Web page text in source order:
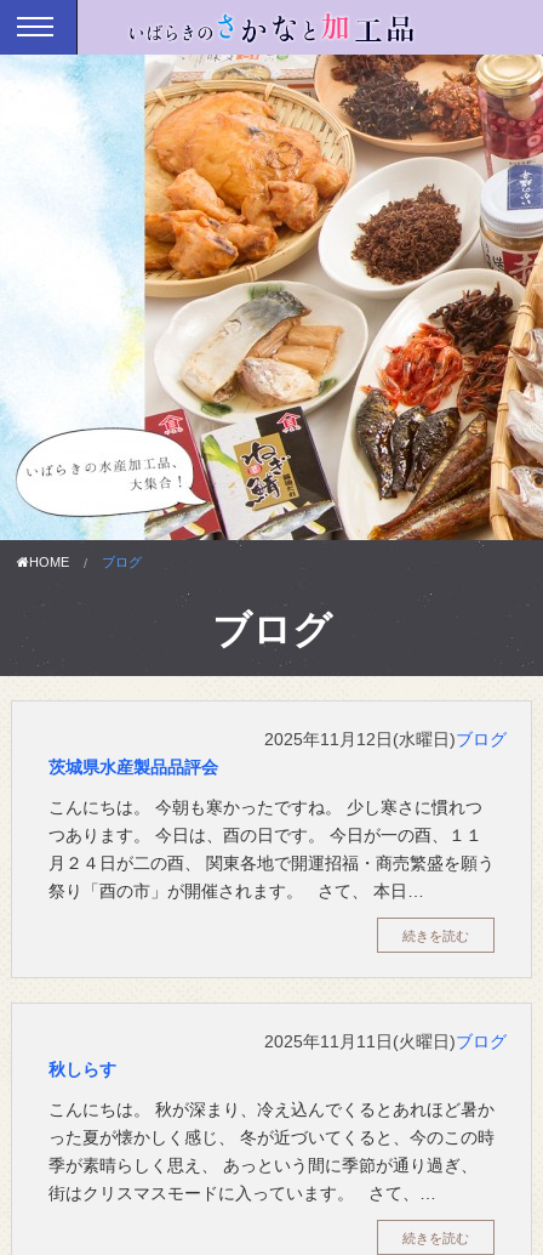
HOME ブログ
ブログ
2025年11月12日(水曜日)ブログ
茨城県水産製品品評会
こんにちは。 今朝も寒かったですね。 少し寒さに慣れつ
つあります。 今日は、酉の日です。 今日が一の酉、１１
月２４日が二の酉、 関東各地で開運招福・商売繁盛を願う
祭り「酉の市」が開催されます。 さて、 本日…
続きを読む
2025年11月11日(火曜日)ブログ
秋しらす
こんにちは。 秋が深まり、冷え込んでくるとあれほど暑か
った夏が懐かしく感じ、 冬が近づいてくると、今のこの時
季が素晴らしく思え、 あっという間に季節が通り過ぎ、
街はクリスマスモードに入っています。 さて、…
続きを読む